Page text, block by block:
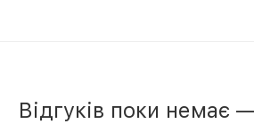
Відгуків поки